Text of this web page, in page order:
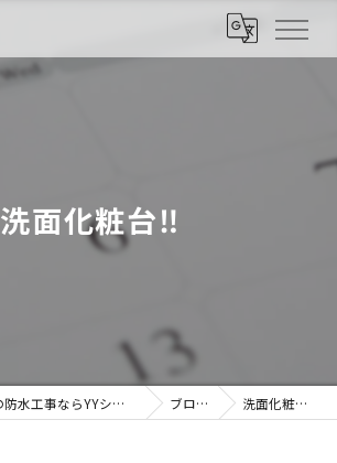
洗面化粧台‼︎
大阪府岸和田市の防水工事ならYYシール ブログ 洗面化粧台‼︎